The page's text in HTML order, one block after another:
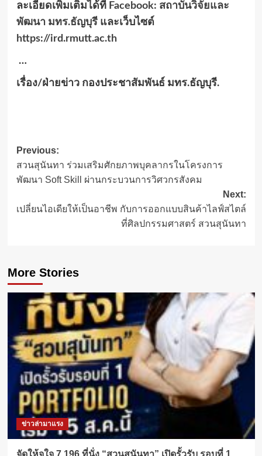
ละเอียดเพิ่มเติมได้ที่ Facebook: สถาบันวิจัยและ
พัฒนา มทร.ธัญบุรีและเว็บไซต์
https://ird.rmutt.ac.th
…
เรื่อง/ฝ่ายข่าว กองประชาสัมพันธ์ มทร.ธัญบุรี.
Post
navigation
Previous:
สวนสุนันทา ร่วมเสริมศักยภาพบุคลากรในโครงการ
พัฒนา Soft Skill ผ่านกระบวนการวิศวกรสังคม
Next:
เปลี่ยนไอเดียให้เป็นอาชีพ กับการออกแบบสินค้าไลฟ์สไตล์
ที่ศิลปกรรมศาสตร์ สวนสุนันทา
More Stories
ข่าวล่ามาแรง
จัดให้จุใจ 7,196 ที่นั่ง “สวนสุนันทา” เปิดรั้วรับ รอบที่ 1